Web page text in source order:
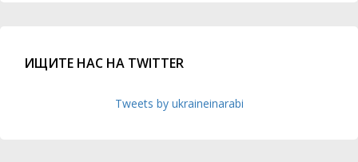
ИЩИТЕ НАС НА TWITTER
Tweets by ukraineinarabi